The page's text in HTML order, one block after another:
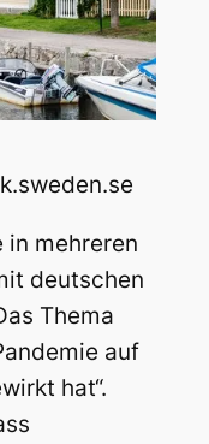
in mehreren
deutschen
Thema
auf
hat“.